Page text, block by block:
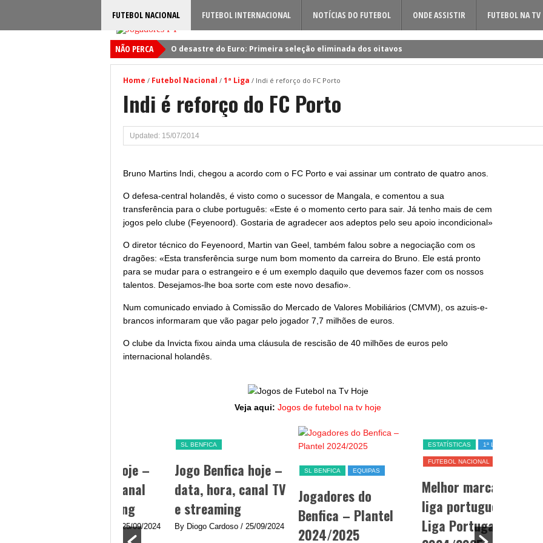
FUTEBOL NACIONAL FUTEBOL INTERNACIONAL NOTÍCIAS DO FUTEBOL ONDE ASSISTIR FUTEBOL NA TV
NÃO PERCA
O desastre do Euro: Primeira seleção eliminada dos oitavos
Sporting: Soluções fogem a Rúben Amorim para a nova época!
Viktor Gyokeres: Torna-se dificil o cerco à volta do sueco
Quando será jogado o jogo entre Famalicão e Sporting?
Home / Futebol Nacional / 1ª Liga / Indi é reforço do FC Porto
Indi é reforço do FC Porto
Updated: 15/07/2014
Bruno Martins Indi, chegou a acordo com o FC Porto e vai assinar um contrato de quatro anos.
O defesa-central holandês, é visto como o sucessor de Mangala, e comentou a sua
transferência para o clube português: «Este é o momento certo para sair. Já tenho mais de cem
jogos pelo clube (Feyenoord). Gostaria de agradecer aos adeptos pelo seu apoio incondicional»
O diretor técnico do Feyenoord, Martin van Geel, também falou sobre a negociação com os
dragões: «Esta transferência surge num bom momento da carreira do Bruno. Ele está pronto
para se mudar para o estrangeiro e é um exemplo daquilo que devemos fazer com os nossos
talentos. Desejamos-lhe boa sorte com este novo desafio».
Num comunicado enviado à Comissão do Mercado de Valores Mobiliários (CMVM), os azuis-e-
brancos informaram que vão pagar pelo jogador 7,7 milhões de euros.
O clube da Invicta fixou ainda uma cláusula de rescisão de 40 milhões de euros pelo
internacional holandês.
Veja aqui: Jogos de futebol na tv hoje
Jogo Benfica hoje –
data, hora, canal TV
e streaming
By Diogo Cardoso/ 25/09/2024
SL BENFICA EQUIPAS
Jogadores do
Benfica – Plantel
2024/2025
1ª LIGA
FUTEBOL NACIONAL
Melhor marcador
liga portuguesa –
Liga Portugal